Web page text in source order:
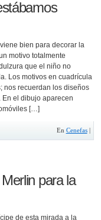
bien para decorar la
motivo totalmente
que el niño no
Los motivos en cuadrícula
nos recuerdan los diseños
el dibujo aparecen
[…]
En Cenefas|
para la
de esta mirada a la